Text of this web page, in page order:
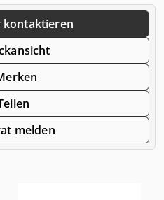
kontaktieren
melden